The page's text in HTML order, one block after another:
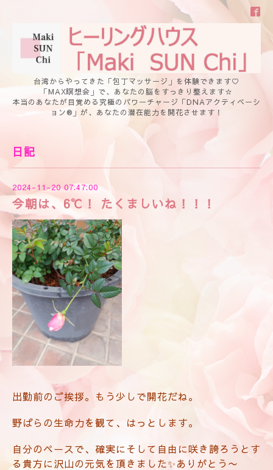
台湾からやってきた「包丁マッサージ」を体験できます♡
「MAX瞑想会」で、あなたの脳をすっきり整えます☆
本当のあなたが目覚める究極のパワーチャージ「DNAアクティベーシ
ョン®」が、あなたの潜在能力を開花させます！
日記
2024-11-20 07:47:00
今朝は、6℃！ たくましいね！！！
出勤前のご挨拶。もう少しで開花だね。
野ばらの生命力を観て、はっとします。
自分のペースで、確実にそして自由に咲き誇ろうとす
る貴方に沢山の元気を頂きました✨ありがとう〜